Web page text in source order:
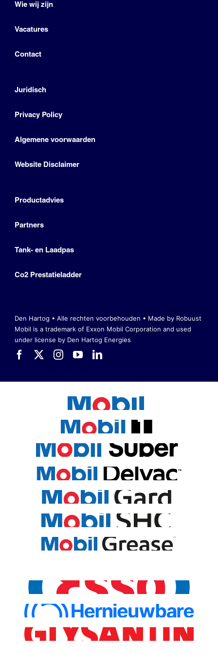
Wie wij zijn
Vacatures
Contact
Juridisch
Privacy Policy
Algemene voorwaarden
Website Disclaimer
Productadvies
Partners
Tank- en Laadpas
Co2 Prestatieladder
Den Hartog • Alle rechten voorbehouden • Made by Robuust
Mobil is a trademark of Exxon Mobil Corporation and used
under license by Den Hartog Energies